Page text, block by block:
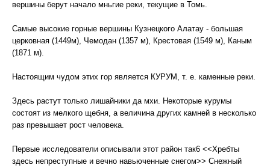
вершины берут начало мньгие реки, текущие в Томь.
Самые высокие горные вершины Кузнецкого Алатау - большая
церковная (1449м), Чемодан (1357 м), Крестовая (1549 м), Каным
(1871 м).
Настоящим чудом этих гор является КУРУМ, т. е. каменные реки.
Здесь растут только лишайники да мхи. Некоторые курумы
состоят из мелкого щебня, а величина других камней в несколько
раз превышает рост человека.
Первые исследователи описывали этот район так6 <<Хребты
здесь непреступные и вечно навьюченные снегом>> Снежный